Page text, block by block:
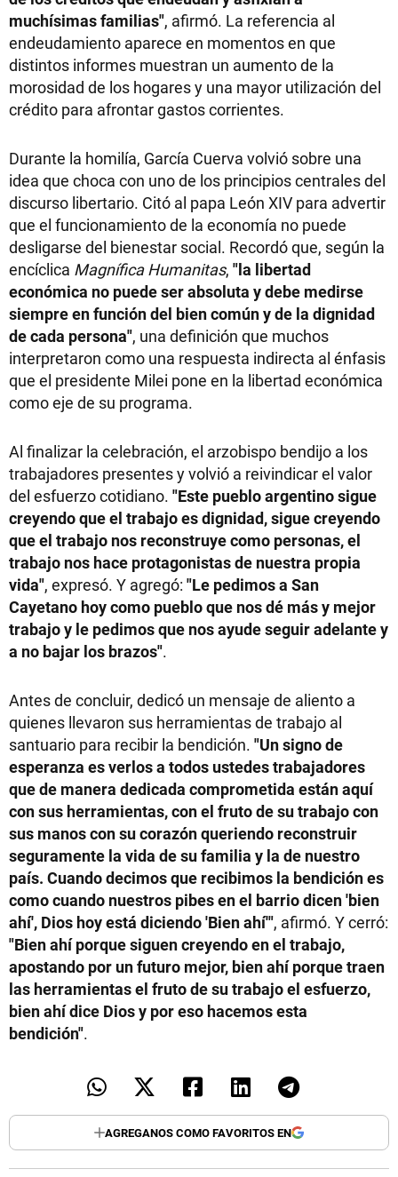
muchísimas familias", afirmó. La referencia al
endeudamiento aparece en momentos en que
distintos informes muestran un aumento de la
morosidad de los hogares y una mayor utilización del
crédito para afrontar gastos corrientes.
Durante la homilía, García Cuerva volvió sobre una
idea que choca con uno de los principios centrales del
discurso libertario. Citó al papa León XIV para advertir
que el funcionamiento de la economía no puede
desligarse del bienestar social. Recordó que, según la
encíclica Magnífica Humanitas, "la libertad
económica no puede ser absoluta y debe medirse
siempre en función del bien común y de la dignidad
de cada persona", una definición que muchos
interpretaron como una respuesta indirecta al énfasis
que el presidente Milei pone en la libertad económica
como eje de su programa.
Al finalizar la celebración, el arzobispo bendijo a los
trabajadores presentes y volvió a reivindicar el valor
del esfuerzo cotidiano. "Este pueblo argentino sigue
creyendo que el trabajo es dignidad, sigue creyendo
que el trabajo nos reconstruye como personas, el
trabajo nos hace protagonistas de nuestra propia
vida", expresó. Y agregó: "Le pedimos a San
Cayetano hoy como pueblo que nos dé más y mejor
trabajo y le pedimos que nos ayude seguir adelante y
a no bajar los brazos".
Antes de concluir, dedicó un mensaje de aliento a
quienes llevaron sus herramientas de trabajo al
santuario para recibir la bendición. "Un signo de
esperanza es verlos a todos ustedes trabajadores
que de manera dedicada comprometida están aquí
con sus herramientas, con el fruto de su trabajo con
sus manos con su corazón queriendo reconstruir
seguramente la vida de su familia y la de nuestro
país. Cuando decimos que recibimos la bendición es
como cuando nuestros pibes en el barrio dicen 'bien
ahí', Dios hoy está diciendo 'Bien ahí'", afirmó. Y cerró:
"Bien ahí porque siguen creyendo en el trabajo,
apostando por un futuro mejor, bien ahí porque traen
las herramientas el fruto de su trabajo el esfuerzo,
bien ahí dice Dios y por eso hacemos esta
bendición".
AGREGANOS COMO FAVORITOS EN